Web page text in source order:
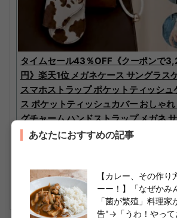
タイムセール43％OFF《クーポンで
円》楽天1位 メガネケース サングラス
スマホストラップ ポケットティッシュ
ス ポケットティッシュカバー おしゃれ
グチャーム ハンドストラップ メガネ
ラス 通勤 ブランド 飾り かわいい【
楽天で購入
あなたにおすすめの記事
【カレー、その作
ーー！】「なぜかみ
「菌が繁殖」料理
告"→「うわ！やって